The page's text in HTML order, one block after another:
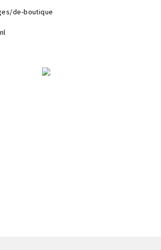
de-boutique